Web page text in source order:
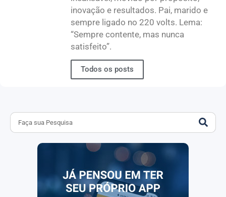
inovação e resultados. Pai, marido e
sempre ligado no 220 volts. Lema:
“Sempre contente, mas nunca
satisfeito”.
Todos os posts